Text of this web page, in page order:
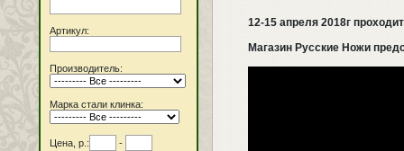
Артикул:
Производитель:
Марка стали клинка:
Цена, р.: -
12-15 апреля 2018г
Магазин Русские Ножи